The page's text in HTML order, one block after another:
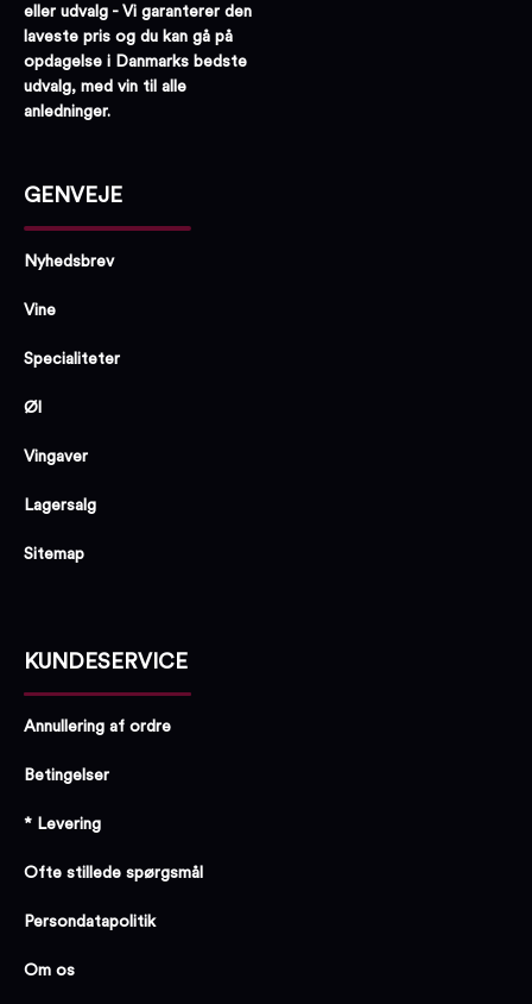
eller udvalg - Vi garanterer den
laveste pris og du kan gå på
opdagelse i Danmarks bedste
udvalg, med vin til alle
anledninger.
GENVEJE
Nyhedsbrev
Vine
Specialiteter
Øl
Vingaver
Lagersalg
Sitemap
KUNDESERVICE
Annullering af ordre
Betingelser
* Levering
Ofte stillede spørgsmål
Persondatapolitik
Om os